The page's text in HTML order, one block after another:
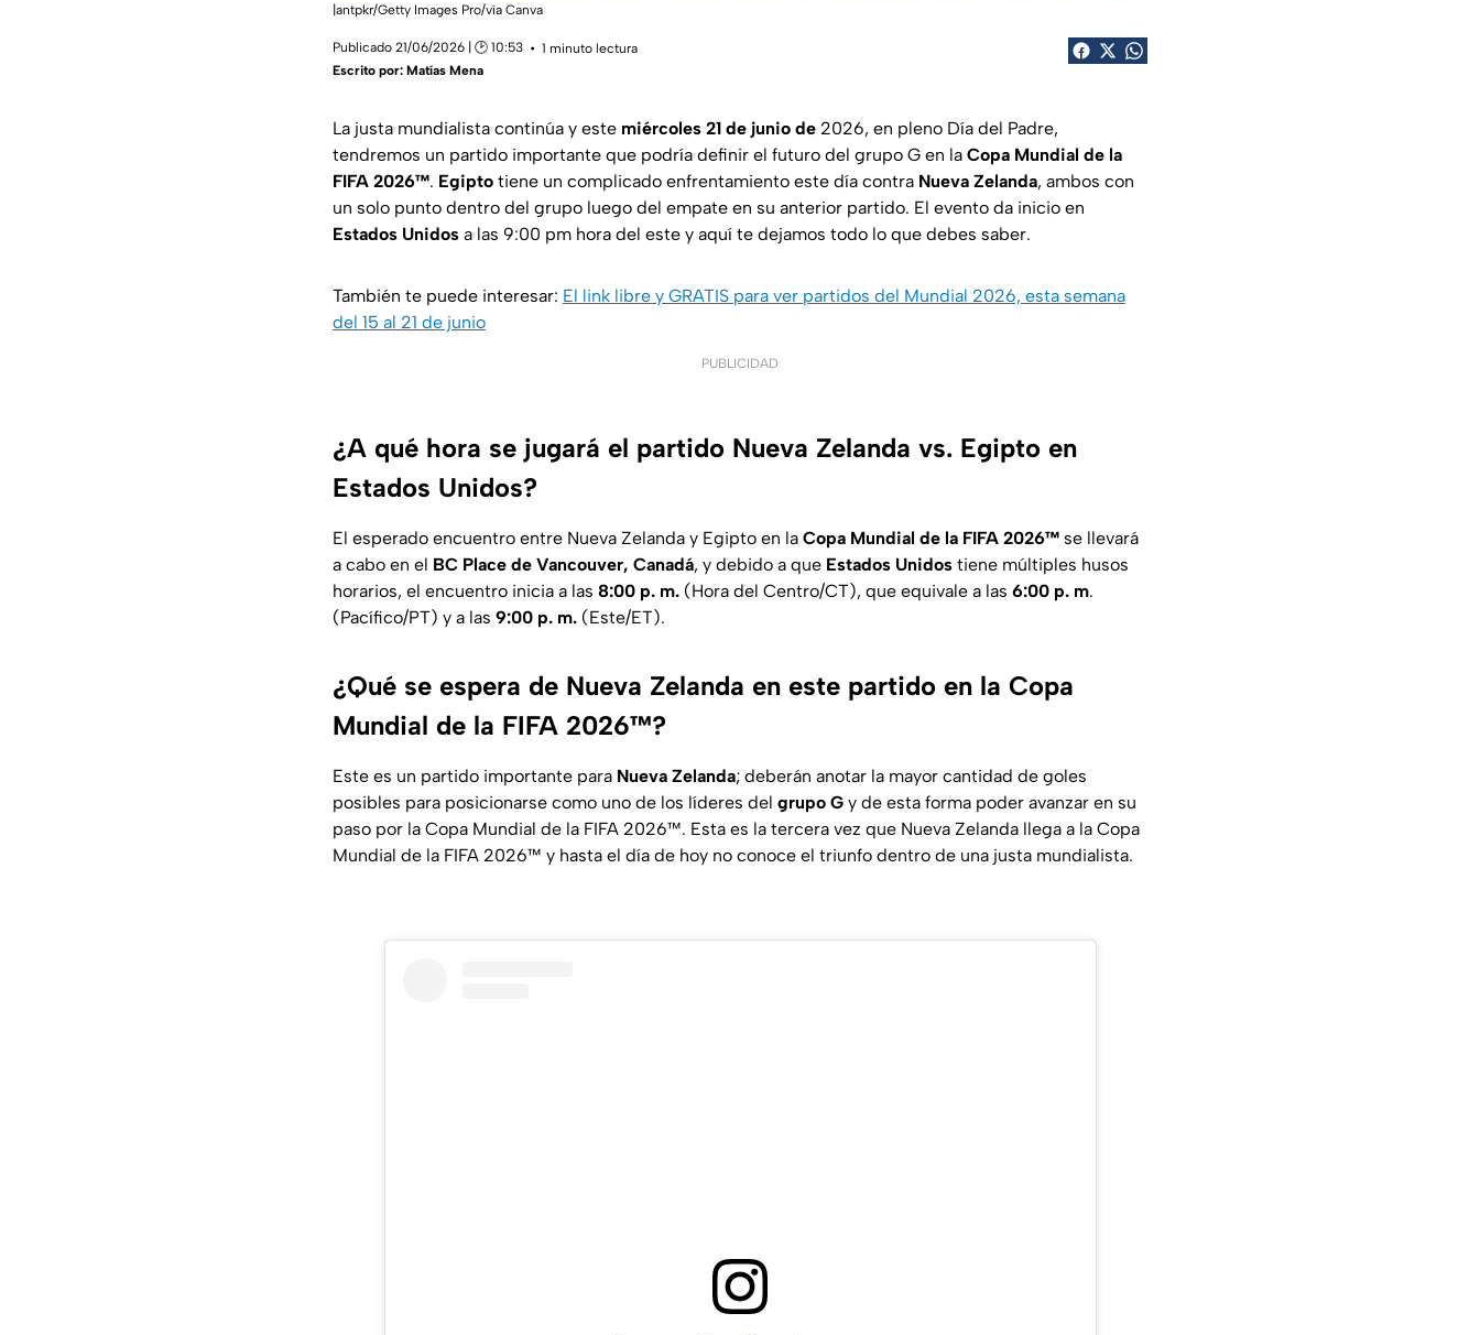
|antpkr/Getty Images Pro/vía Canva
Publicado 21/06/2026 | 🕑 10:53
1 minuto lectura
Escrito por: Matías Mena
La justa mundialista continúa y este miércoles 21 de junio de 2026, en pleno Día del Padre,
tendremos un partido importante que podría definir el futuro del grupo G en la Copa Mundial de la
FIFA 2026™. Egipto tiene un complicado enfrentamiento este día contra Nueva Zelanda, ambos con
un solo punto dentro del grupo luego del empate en su anterior partido. El evento da inicio en
Estados Unidos a las 9:00 pm hora del este y aquí te dejamos todo lo que debes saber.
También te puede interesar: El link libre y GRATIS para ver partidos del Mundial 2026, esta semana
del 15 al 21 de junio
PUBLICIDAD
¿A qué hora se jugará el partido Nueva Zelanda vs. Egipto en
Estados Unidos?
El esperado encuentro entre Nueva Zelanda y Egipto en la Copa Mundial de la FIFA 2026™ se llevará
a cabo en el BC Place de Vancouver, Canadá, y debido a que Estados Unidos tiene múltiples husos
horarios, el encuentro inicia a las 8:00 p. m. (Hora del Centro/CT), que equivale a las 6:00 p. m.
(Pacífico/PT) y a las 9:00 p. m. (Este/ET).
¿Qué se espera de Nueva Zelanda en este partido en la Copa
Mundial de la FIFA 2026™?
Este es un partido importante para Nueva Zelanda; deberán anotar la mayor cantidad de goles
posibles para posicionarse como uno de los líderes del grupo G y de esta forma poder avanzar en su
paso por la Copa Mundial de la FIFA 2026™. Esta es la tercera vez que Nueva Zelanda llega a la Copa
Mundial de la FIFA 2026™ y hasta el día de hoy no conoce el triunfo dentro de una justa mundialista.